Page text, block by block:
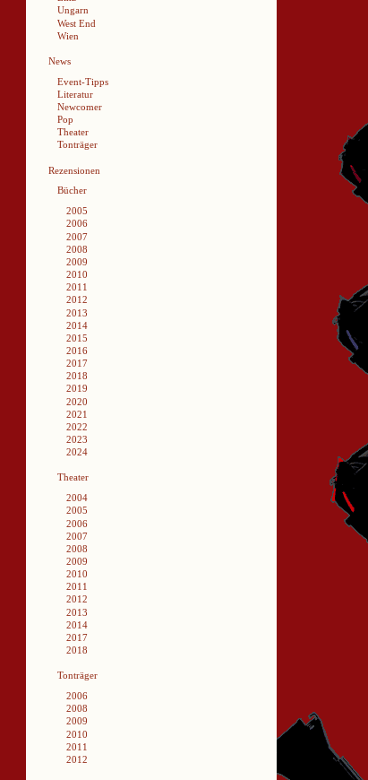
Ungarn
West End
Wien
News
Event-Tipps
Literatur
Newcomer
Pop
Theater
Tonträger
Rezensionen
Bücher
2005
2006
2007
2008
2009
2010
2011
2012
2013
2014
2015
2016
2017
2018
2019
2020
2021
2022
2023
2024
Theater
2004
2005
2006
2007
2008
2009
2010
2011
2012
2013
2014
2017
2018
Tonträger
2006
2008
2009
2010
2011
2012